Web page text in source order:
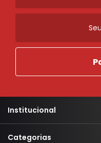
Institucional
Categorias